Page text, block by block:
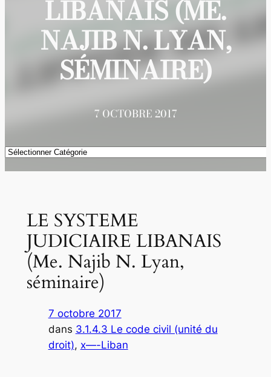
LIBANAIS (ME.
NAJIB N. LYAN,
SÉMINAIRE)
7 OCTOBRE 2017
Catégories
LE SYSTEME
JUDICIAIRE LIBANAIS
(Me. Najib N. Lyan,
séminaire)
7 octobre 2017
dans 3.1.4.3 Le code civil (unité du
droit), x—-Liban